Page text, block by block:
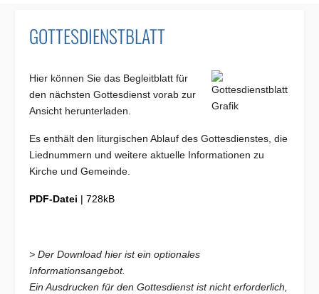
GOTTESDIENSTBLATT
Hier können Sie das Begleitblatt für
den nächsten Gottesdienst vorab zur
Ansicht herunterladen.
Es enthält den liturgischen Ablauf des Gottesdienstes, die
Liednummern und weitere aktuelle Informationen zu
Kirche und Gemeinde.
PDF-Datei | 728kB
> Der Download hier ist ein optionales
Informationsangebot.
Ein Ausdrucken für den Gottesdienst ist nicht erforderlich,